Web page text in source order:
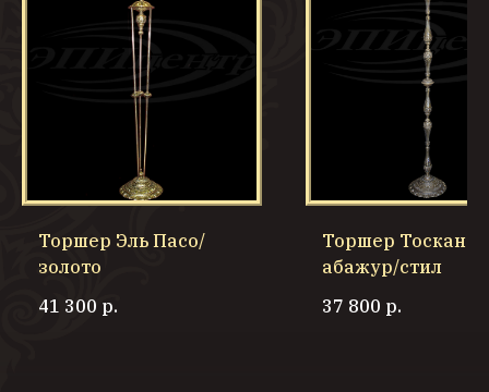
Торшер Эль Пасо/
золото
41 300 р.
Торшер Тоскана/
абажур/стил
37 800 р.